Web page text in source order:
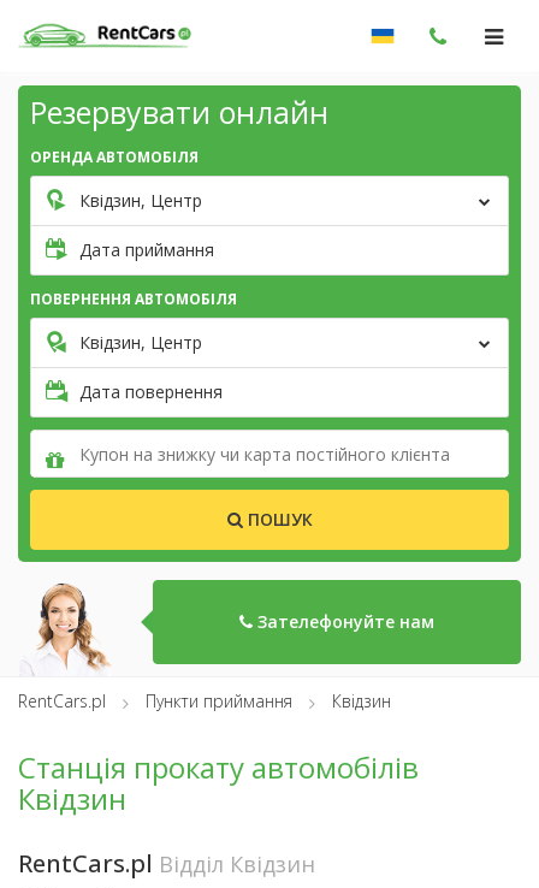
Резервувати онлайн
ОРЕНДА АВТОМОБІЛЯ
Квідзин, Центр
Дата приймання
ПОВЕРНЕННЯ АВТОМОБІЛЯ
Квідзин, Центр
Дата повернення
ПОШУК
Зателефонуйте нам
RentCars.pl Пункти приймання Квідзин
Станція прокату автомобілів
Квідзин
RentCars.pl Відділ Квідзин